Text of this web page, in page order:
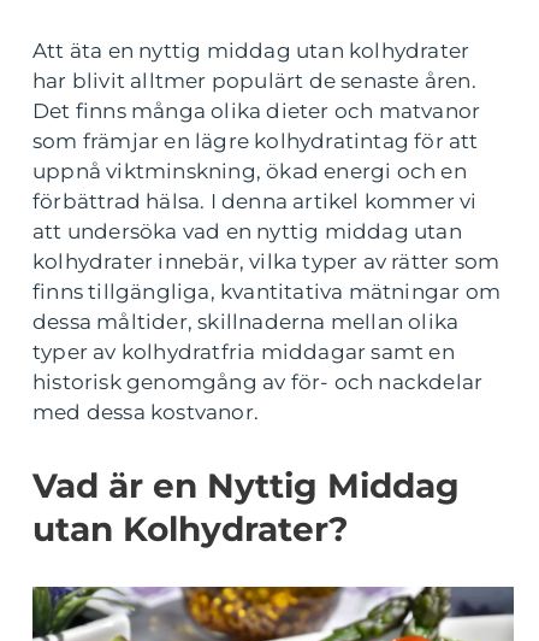
Att äta en nyttig middag utan kolhydrater
har blivit alltmer populärt de senaste åren.
Det finns många olika dieter och matvanor
som främjar en lägre kolhydratintag för att
uppnå viktminskning, ökad energi och en
förbättrad hälsa. I denna artikel kommer vi
att undersöka vad en nyttig middag utan
kolhydrater innebär, vilka typer av rätter som
finns tillgängliga, kvantitativa mätningar om
dessa måltider, skillnaderna mellan olika
typer av kolhydratfria middagar samt en
historisk genomgång av för- och nackdelar
med dessa kostvanor.
Vad är en Nyttig Middag
utan Kolhydrater?